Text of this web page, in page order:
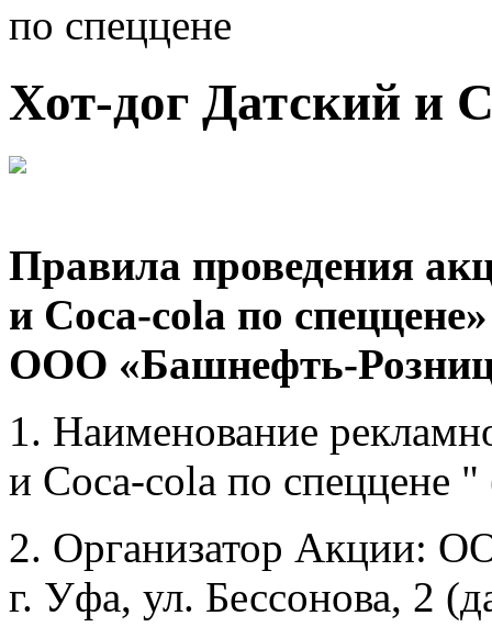
по спеццене
Хот-дог Датский и
Правила проведения
и Coca-cola по
ООО «Башнефть-
1. Наименование
и Coca-cola по спеццене
2. Организатор Акции:
г. Уфа, ул. Бессонова, 2